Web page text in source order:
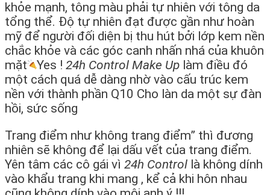
khỏe mạnh, tông màu phải tự nhiên với tông da
tổng thể. Độ tự nhiên đạt được gần như hoàn
mỹ để người đối diện bị thu hút bởi lớp kem nền
chắc khỏe và các góc canh nhấn nhá của khuôn
mặt
Yes ! 24h Control Make Up làm điều đó
một cách quá dễ dàng nhờ vào cấu trúc kem
nền với thành phần Q10 Cho làn da một sự đàn
hồi, sức sống
Trang điểm như không trang điểm” thì đương
nhiên sẽ không để lại dấu vết của trang điểm.
Yên tâm các cô gái vì 24h Control là không dính
vào khẩu trang khi mang , kể cả khi hôn nhau